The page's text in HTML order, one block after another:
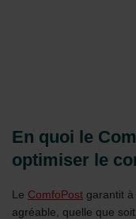
En quoi le
optimiser le
Le ComfoPost garantit
agréable, quelle que soit